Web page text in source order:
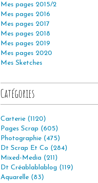
Mes pages 2015/2
Mes pages 2016
Mes pages 2017
Mes pages 2018
Mes pages 2019
Mes pages 2020
Mes Sketches
Catégories
Carterie (1120)
Pages Scrap (605)
Photographie (475)
Dt Scrap Et Co (284)
Mixed-Media (211)
Dt Créablablablog (119)
Aquarelle (83)